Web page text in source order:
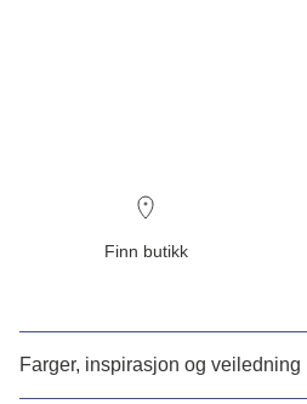
Finn butikk
Farger, inspirasjon og veiledning